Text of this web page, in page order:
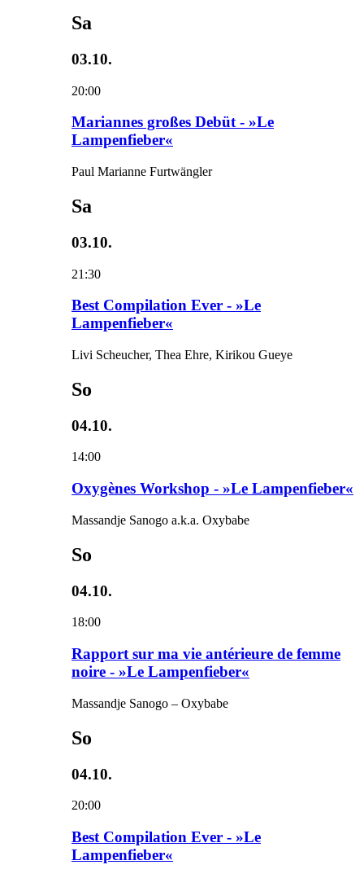
Sa
03.10.
20:00
Mariannes großes Debüt - »Le
Lampenfieber«
Paul Marianne Furtwängler
Sa
03.10.
21:30
Best Compilation Ever - »Le
Lampenfieber«
Livi Scheucher, Thea Ehre, Kirikou Gueye
So
04.10.
14:00
Oxygènes Workshop - »Le Lampenfieber«
Massandje Sanogo a.k.a. Oxybabe
So
04.10.
18:00
Rapport sur ma vie antérieure de femme
noire - »Le Lampenfieber«
Massandje Sanogo – Oxybabe
So
04.10.
20:00
Best Compilation Ever - »Le
Lampenfieber«